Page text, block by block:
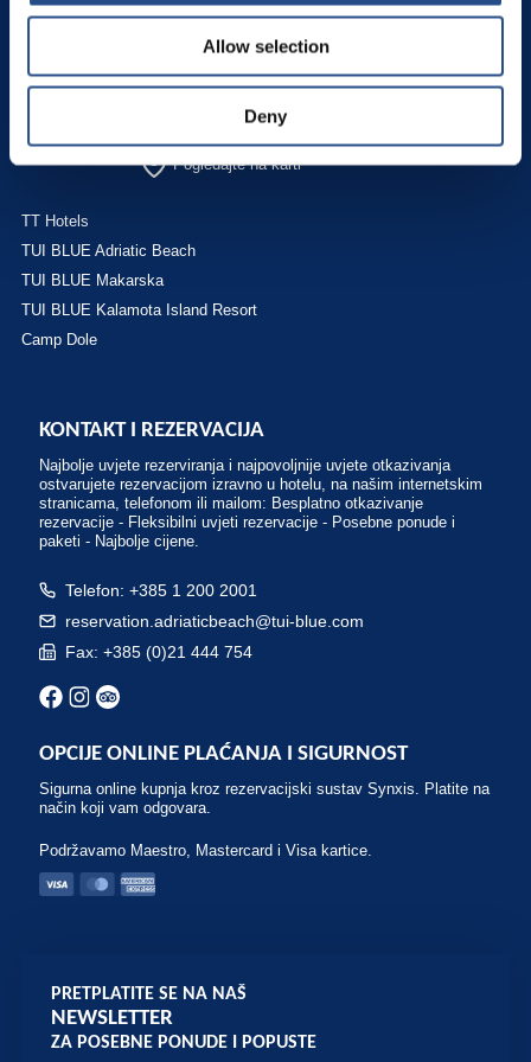
Allow selection
Deny
Makarska rivijera
Živogošće 21329
Pogledajte na karti
TT Hotels
TUI BLUE Adriatic Beach
TUI BLUE Makarska
TUI BLUE Kalamota Island Resort
Camp Dole
KONTAKT I REZERVACIJA
Najbolje uvjete rezerviranja i najpovoljnije uvjete otkazivanja
ostvarujete rezervacijom izravno u hotelu, na našim internetskim
stranicama, telefonom ili mailom: Besplatno otkazivanje
rezervacije - Fleksibilni uvjeti rezervacije - Posebne ponude i
paketi - Najbolje cijene.
Telefon: +385 1 200 2001
reservation.adriaticbeach@tui-blue.com
Fax: +385 (0)21 444 754
OPCIJE ONLINE PLAĆANJA I SIGURNOST
Sigurna online kupnja kroz rezervacijski sustav Synxis. Platite na
način koji vam odgovara.
Podržavamo Maestro, Mastercard i Visa kartice.
PRETPLATITE SE NA NAŠ
NEWSLETTER
ZA POSEBNE PONUDE I POPUSTE